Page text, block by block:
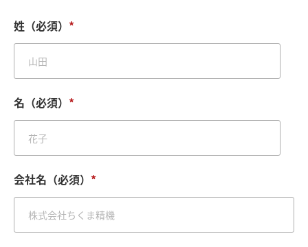
姓（必須） *
名（必須） *
会社名（必須） *